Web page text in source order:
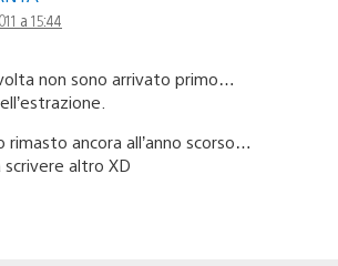
a 15:44
non sono arrivato primo…
rimasto ancora all’anno scorso…
scrivere altro XD